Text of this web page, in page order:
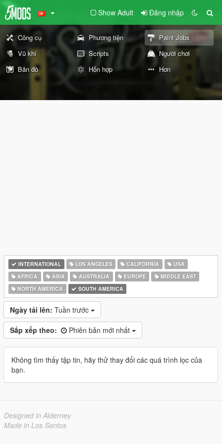
Show Adult Đăng nhập
Công cụ Phương tiện
Paint Jobs
Vũ khí
Scripts
Người chơi
Bản đồ
Hỗn hợp Hơn
INTERNATIONAL LOS ANGELES CALIFORNIA
USA
AFRICA
ASIA AUSTRALIA EUROPE
MIDDLE EAST
NORTH AMERICA
SOUTH AMERICA
Ngày tải lên: Tuần trước
Sắp xếp theo: Phiên bản mới nhất
Không tìm thấy tập tin, hãy thử thay đổi các quá trình lọc của
bạn.
Designed in Alderney
Made in Los Santos